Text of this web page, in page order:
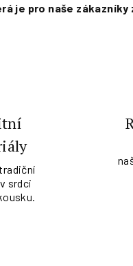
je pro naše zákazníky
srdci